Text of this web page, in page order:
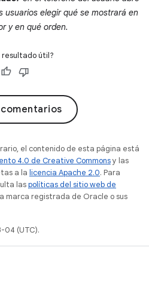
usuarios elegir qué se mostrará en
y en qué orden.
resultado útil?
el contenido de esta página está
4.0 de Creative Commonsy las
a la licencia Apache 2.0. Para
laspolíticas del sitio web de
marca registrada de Oracle o sus
04 (UTC).